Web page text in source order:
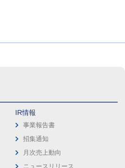
IR情報
事業報告書
招集通知
月次売上動向
ニュースリリース